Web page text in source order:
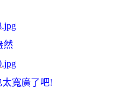
然
寬廣了吧!